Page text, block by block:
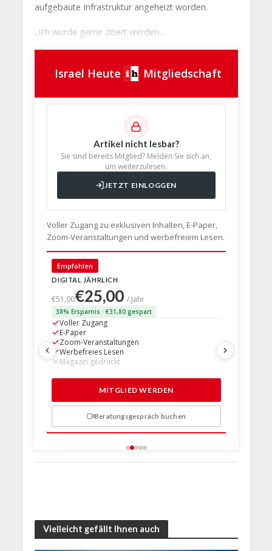
aufgebaute Infrastruktur angeheizt worden.
„Ich würde gerne zitiert werden...
Israel Heute Mitgliedschaft
Artikel nicht lesbar?
Sie sind bereits Mitglied? Melden Sie sich an,
um weiterzulesen.
JETZT EINLOGGEN
Voller Zugang zu exklusiven Inhalten, E-Paper,
Zoom-Veranstaltungen und werbefreiem Lesen.
Empfohlen
DIGITAL JÄHRLICH
€51,00€25,00/ Jahr
38% Ersparnis · €31,80 gespart
Voller Zugang
E-Paper
Zoom-Veranstaltungen
Werbefreies Lesen
Magazin gedruckt
MITGLIED WERDEN
Beratungsgespräch buchen
Vielleicht gefällt Ihnen auch